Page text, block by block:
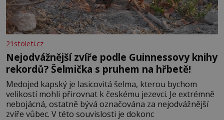
21stoleti.cz
Nejodvážnější zvíře podle Guinnessovy knihy
rekordů? Šelmička s pruhem na hřbetě!
Medojed kapský je lasicovitá šelma, kterou bychom
velikostí mohli přirovnat k českému jezevci. Je extrémně
nebojácná, ostatně bývá označována za nejodvážnější
zvíře vůbec. V této souvislosti je dokonc